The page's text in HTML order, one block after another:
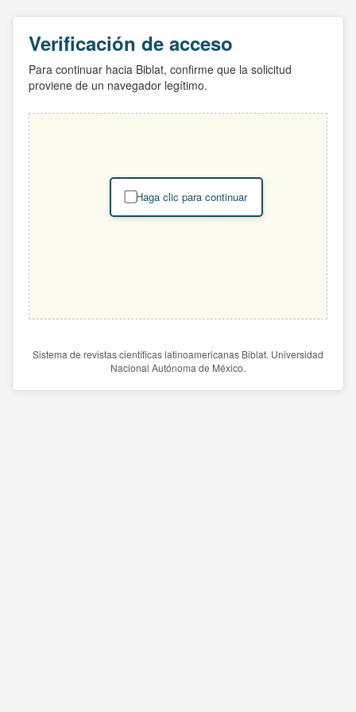
Verificación de acceso
Para continuar hacia Biblat, confirme que la solicitud
proviene de un navegador legítimo.
Haga clic para continuar
Sistema de revistas científicas latinoamericanas Biblat. Universidad
Nacional Autónoma de México.